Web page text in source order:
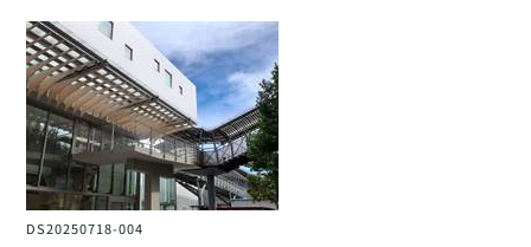
DS20250718-004